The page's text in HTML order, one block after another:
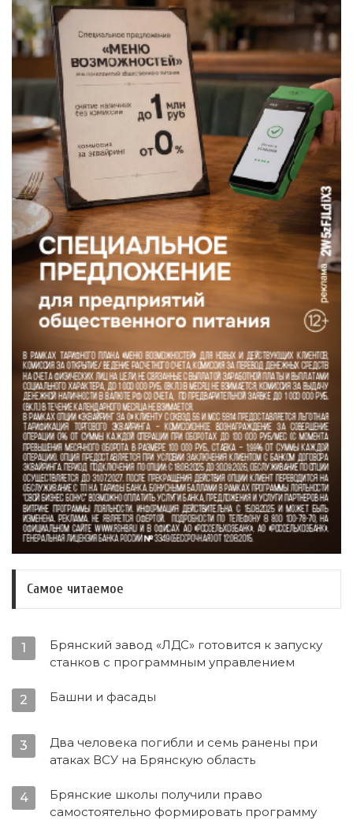
Самое читаемое
1
Брянский завод «ЛДС» готовится к запуску
станков с программным управлением
2 Башни и фасады
3
Два человека погибли и семь ранены при
атаках ВСУ на Брянскую область
4
Брянские школы получили право
самостоятельно формировать программу